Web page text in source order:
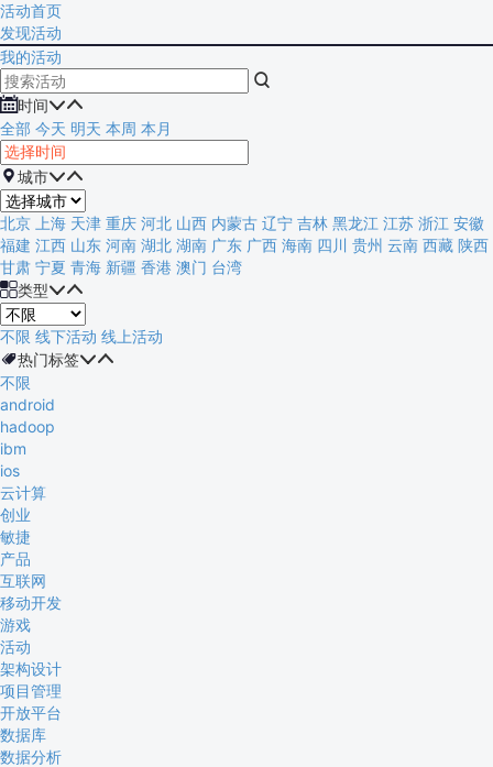
活动首页
发现活动
我的活动

时间
全部 今天 明天 本周 本月
城市
北京 上海 天津 重庆 河北 山西 内蒙古 辽宁 吉林 黑龙江 江苏 浙江 安徽
福建 江西 山东 河南 湖北 湖南 广东 广西 海南 四川 贵州 云南 西藏 陕西
甘肃 宁夏 青海 新疆 香港 澳门 台湾
类型
不限 线下活动 线上活动
热门标签
不限
android
hadoop
ibm
ios
云计算
创业
敏捷
产品
互联网
移动开发
游戏
活动
架构设计
项目管理
开放平台
数据库
数据分析